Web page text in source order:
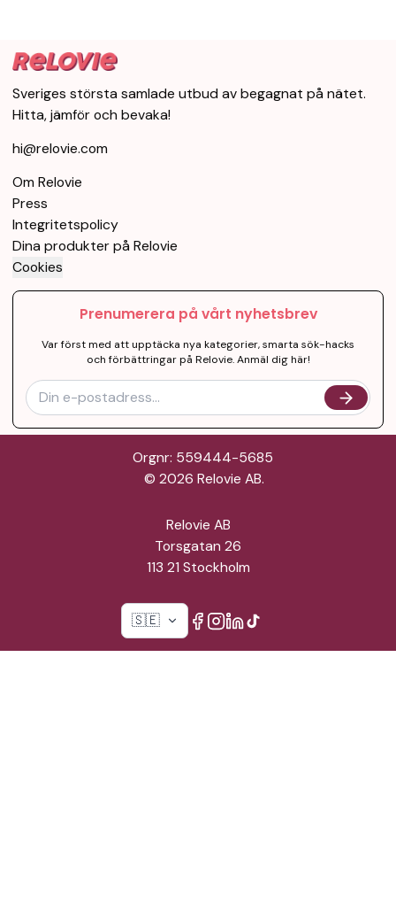
Sveriges största samlade utbud av begagnat på nätet.
Hitta, jämför och bevaka!
hi@relovie.com
Om Relovie
Press
Integritetspolicy
Dina produkter på Relovie
Cookies
Prenumerera på vårt nyhetsbrev
Var först med att upptäcka nya kategorier, smarta sök-hacks
och förbättringar på Relovie. Anmäl dig här!
Orgnr: 559444-5685
© 2026 Relovie AB.
Relovie AB
Torsgatan 26
113 21 Stockholm
🇸🇪